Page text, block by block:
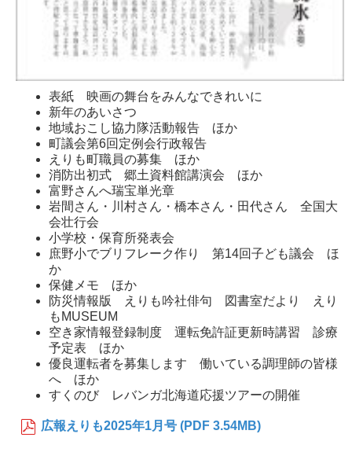
表紙 映画の舞台をみんなできれいに
新年のあいさつ
地域おこし協力隊活動報告 ほか
町議会第6回定例会行政報告
えりも町職員の募集 ほか
消防出初式 郷土資料館講演会 ほか
富野さんへ瑞宝単光章
岩間さん・川村さん・橋本さん・田代さん 全国大
会壮行会
小学校・保育所発表会
庶野小でブリフレーク作り 第14回子ども議会 ほ
か
保健メモ ほか
防災情報版 えりも吟社俳句 図書室だより えり
もMUSEUM
空き家情報登録制度 運転免許証更新時講習 診療
予定表 ほか
優良運転者を募集します 働いている調理師の皆様
へ ほか
すくのび レバンガ北海道応援ツアーの開催
広報えりも2025年1月号 (PDF 3.54MB)